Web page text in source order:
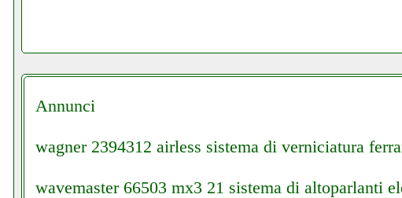
Annunci
wagner 2394312 airless sistema di verniciatura
wavemaster 66503 mx3 21 sistema di altoparlanti